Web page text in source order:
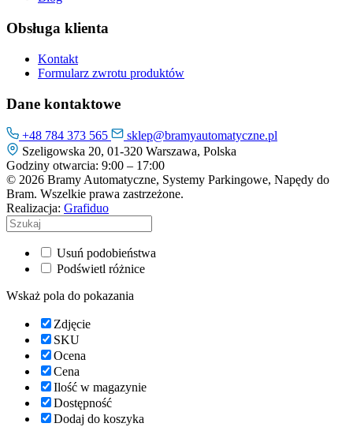
Obsługa klienta
Kontakt
Formularz zwrotu produktów
Dane kontaktowe
+48 784 373 565
sklep@bramyautomatyczne.pl
Szeligowska 20, 01-320 Warszawa, Polska
Godziny otwarcia: 9:00 – 17:00
© 2026 Bramy Automatyczne, Systemy Parkingowe, Napędy do
Bram. Wszelkie prawa zastrzeżone.
Realizacja: Grafiduo
Usuń podobieństwa
Podświetl różnice
Wskaż pola do pokazania
Zdjęcie
SKU
Ocena
Cena
Ilość w magazynie
Dostępność
Dodaj do koszyka